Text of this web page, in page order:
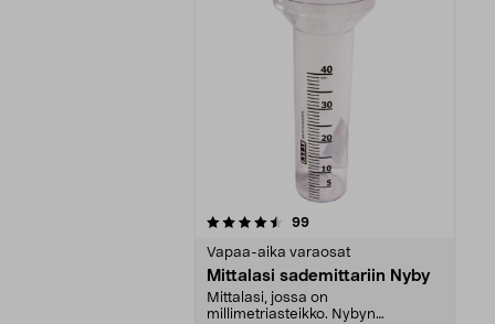
99arvostelut
Vapaa-aika varaosat
Mittalasi sademittariin Nyby
Mittalasi, jossa on
millimetriasteikko. Nybyn